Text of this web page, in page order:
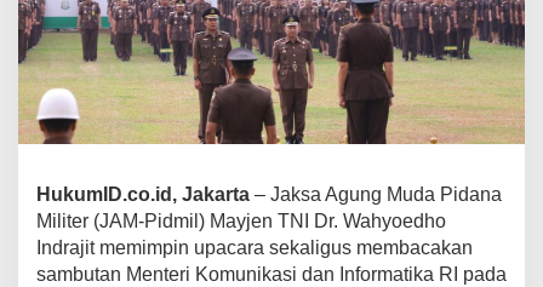
HukumID.co.id, Jakarta – Jaksa Agung Muda Pidana
Militer (JAM-Pidmil) Mayjen TNI Dr. Wahyoedho
Indrajit memimpin upacara sekaligus membacakan
sambutan Menteri Komunikasi dan Informatika RI pada